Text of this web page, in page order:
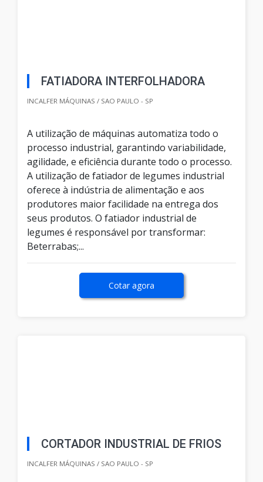
FATIADORA INTERFOLHADORA
INCALFER MÁQUINAS / SAO PAULO - SP
A utilização de máquinas automatiza todo o
processo industrial, garantindo variabilidade,
agilidade, e eficiência durante todo o processo.
A utilização de fatiador de legumes industrial
oferece à indústria de alimentação e aos
produtores maior facilidade na entrega dos
seus produtos. O fatiador industrial de
legumes é responsável por transformar:
Beterrabas;...
Cotar agora
CORTADOR INDUSTRIAL DE FRIOS
INCALFER MÁQUINAS / SAO PAULO - SP